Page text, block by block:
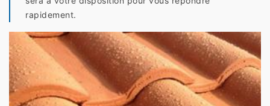
rapidement.